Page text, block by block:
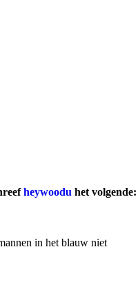
heywoodu het volgende:
in het blauw niet